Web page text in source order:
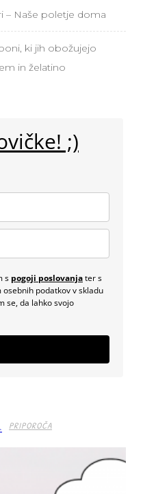
– Naše poletje doma
ki jih obožujejo
in želatino
;)
s pogoji poslovanjater s
podatkov v skladu
se, da lahko svojo
PRIPOROČA